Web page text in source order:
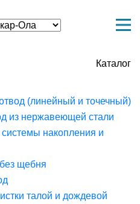
Каталог
(линейный и точечный)
из нержавеющей стали
накопления и
щебня
талой и дождевой